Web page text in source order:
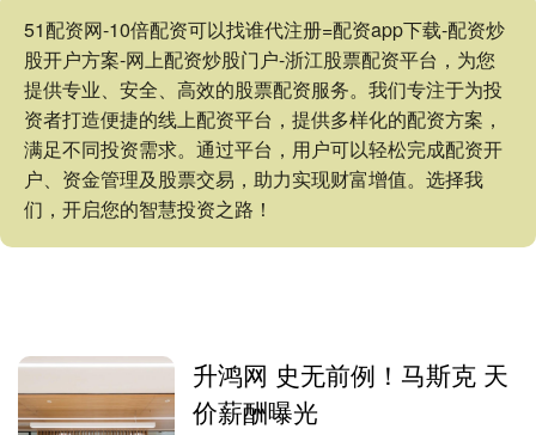
51配资网-10倍配资可以找谁代注册=配资app下载-配资炒
股开户方案-网上配资炒股门户-浙江股票配资平台，为您
提供专业、安全、高效的股票配资服务。我们专注于为投
资者打造便捷的线上配资平台，提供多样化的配资方案，
满足不同投资需求。通过平台，用户可以轻松完成配资开
户、资金管理及股票交易，助力实现财富增值。选择我
们，开启您的智慧投资之路！
升鸿网 史无前例！马斯克 天
价薪酬曝光